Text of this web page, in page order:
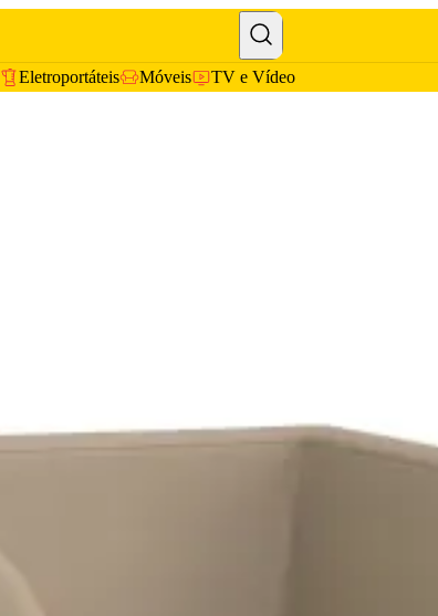
Eletroportáteis Móveis TV e Vídeo